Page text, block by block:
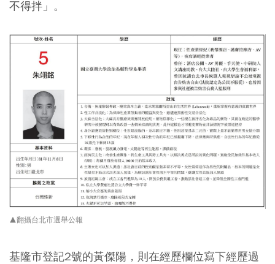
不得拌」。
▲翻攝台北市選舉公報
基隆市登記2號的黃傑陽，則在經歷欄位寫下經歷過